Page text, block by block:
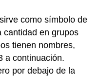
como símbolo de
cantidad en grupos
tienen nombres,
a continuación.
por debajo de la